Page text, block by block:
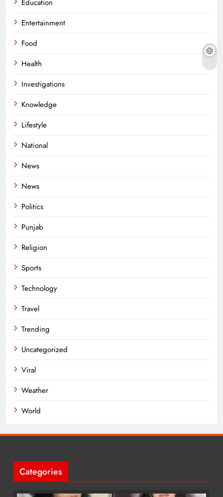
Education
Entertainment
Food
Health
Investigations
Knowledge
Lifestyle
National
News
News
Politics
Punjab
Religion
Sports
Technology
Travel
Trending
Uncategorized
Viral
Weather
World
Categories